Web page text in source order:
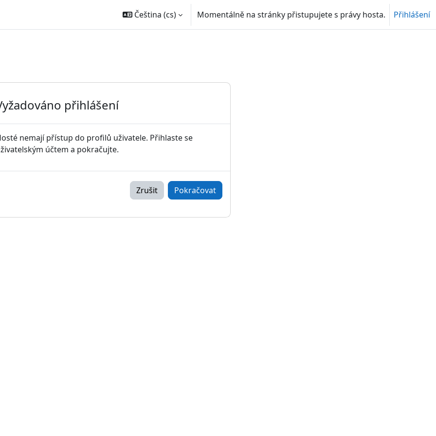
Čeština ‎(cs)‎ Momentálně na stránky přistupujete s právy hosta. Přihlášení
přihlášení
nemají přístup do profilů uživatele. Přihlaste se
účtem a pokračujte.
Zrušit Pokračovat